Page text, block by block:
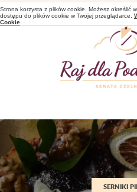
SERNIKI
Strona korzysta z plików cookie. Możesz określić
dostępu do plików cookie w Twojej przeglądarce.
Cookie